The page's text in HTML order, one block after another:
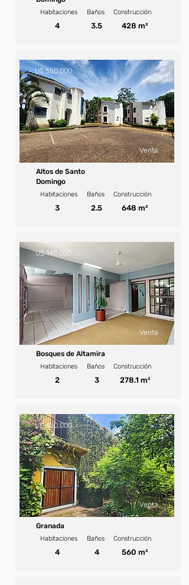
Habitaciones Baños Construcción
4 3.5 428 m²
Venta
U$ 550,000
Altos de Santo
Domingo
Habitaciones Baños Construcción
3 2.5 648 m²
Venta
U$ 140,000
Bosques de Altamira
Habitaciones Baños Construcción
2 3 278.1 m²
Venta
U$ 450,000
Granada
Habitaciones Baños Construcción
4 4 560 m²